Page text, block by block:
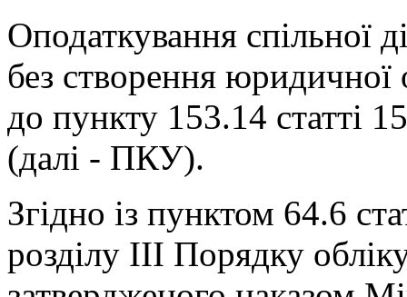
Оподаткування спільної
без створення юридичної
до пункту 153.14 статті
(далі - ПКУ).
Згідно із пунктом 64.6
розділу III Порядку